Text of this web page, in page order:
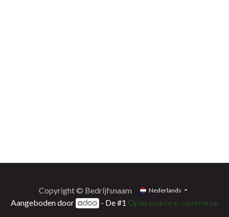
Copyright © Bedrijfsnaam Nederlands
Aangeboden door - De #1 Open source e-commerce